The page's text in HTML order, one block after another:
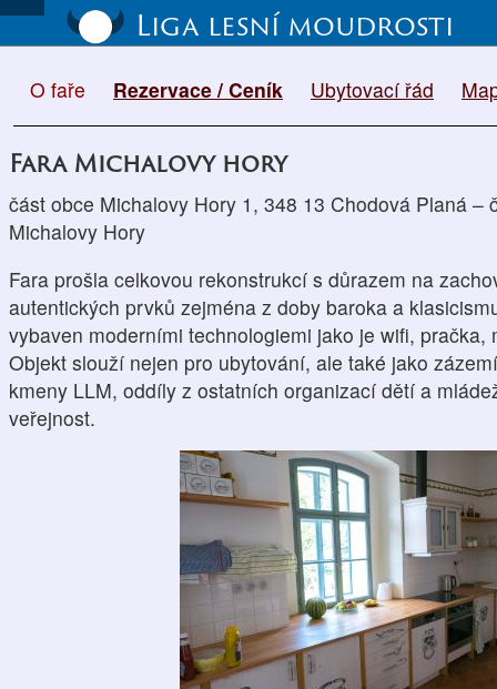
Liga lesní moudrosti
O faře Rezervace / Ceník Ubytovací řád
Fara Michalovy hory
část obce Michalovy Hory 1, 348 13 Chodová Planá –
Michalovy Hory
Fara prošla celkovou rekonstrukcí s důrazem na
autentických prvků zejména z doby baroka a
vybaven moderními technologiemi jako je wifi,
Objekt slouží nejen pro ubytování, ale také jako
kmeny LLM, oddíly z ostatních organizací dětí a
veřejnost.